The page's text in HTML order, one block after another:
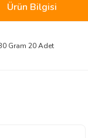
Ürün Bilgisi
Gram 20 Adet